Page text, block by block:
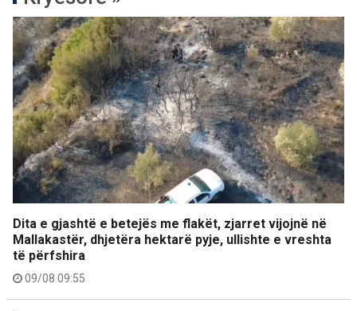
Dita e gjashtë e betejës me flakët, zjarret vijojnë në
Mallakastër, dhjetëra hektarë pyje, ullishte e vreshta
të përfshira
09/08 09:55